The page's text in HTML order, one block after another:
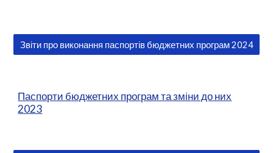
Звіти про виконання паспортів бюджетних програм 2024
Паспорти бюджетних програм та зміни до них
2023